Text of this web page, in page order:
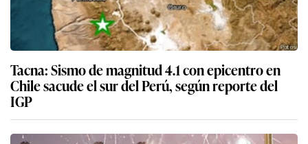
Tacna: Sismo de magnitud 4.1 con epicentro en
Chile sacude el sur del Perú, según reporte del
IGP